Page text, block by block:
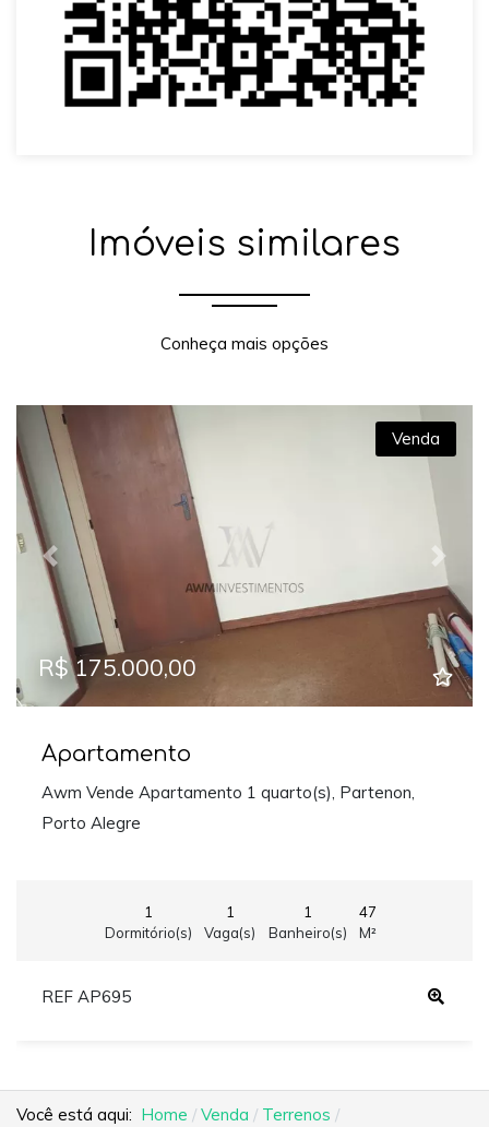
Imóveis similares
Conheça mais opções
Previous Next
Venda
R$ 175.000,00
Apartamento
Awm Vende Apartamento 1 quarto(s), Partenon,
Porto Alegre
1
Dormitório(s)
1
Vaga(s)
1
Banheiro(s)
47
M²
REF AP695
Você está aqui: Home Venda
Terrenos